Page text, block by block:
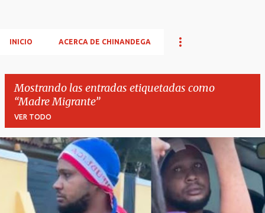
INICIO ACERCA DE CHINANDEGA
Mostrando las entradas etiquetadas como
Madre Migrante
VER TODO
E